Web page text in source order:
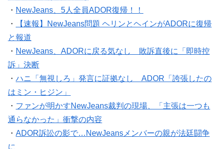
NewJeans、5人全員ADOR復帰！！
【速報】NewJeans問題 ヘリンとヘインがADORに復帰
と報道
NewJeans、ADORに戻る気なし 敗訴直後に「即時控
訴」決断
ハニ「無視しろ」発言に証拠なし ADOR「誇張したの
はミン・ヒジン」
ファンが明かすNewJeans裁判の現場、「主張は一つも
通らなかった」衝撃の内容
ADOR訴訟の影で…NewJeansメンバーの親が法廷闘争